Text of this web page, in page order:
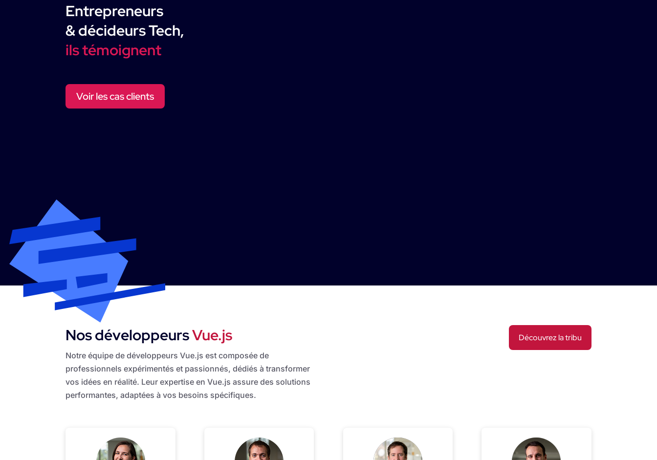
Entrepreneurs
& décideurs Tech,
ils témoignent
Voir les cas clients
Nos développeursVue.js
Notre équipe de développeurs Vue.js est composée de
professionnels expérimentés et passionnés, dédiés à transformer
vos idées en réalité. Leur expertise en Vue.js assure des solutions
performantes, adaptées à vos besoins spécifiques.
Découvrez la tribu